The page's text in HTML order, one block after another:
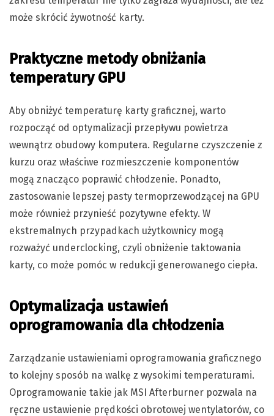
może skrócić żywotność karty.
Praktyczne metody obniżania
temperatury GPU
Aby obniżyć temperaturę karty graficznej, warto
rozpocząć od optymalizacji przepływu powietrza
wewnątrz obudowy komputera. Regularne czyszczenie z
kurzu oraz właściwe rozmieszczenie komponentów
mogą znacząco poprawić chłodzenie. Ponadto,
zastosowanie lepszej pasty termoprzewodzącej na GPU
może również przynieść pozytywne efekty. W
ekstremalnych przypadkach użytkownicy mogą
rozważyć underclocking, czyli obniżenie taktowania
karty, co może pomóc w redukcji generowanego ciepła.
Optymalizacja ustawień
oprogramowania dla chłodzenia
Zarządzanie ustawieniami oprogramowania graficznego
to kolejny sposób na walkę z wysokimi temperaturami.
Oprogramowanie takie jak MSI Afterburner pozwala na
ręczne ustawienie prędkości obrotowej wentylatorów, co